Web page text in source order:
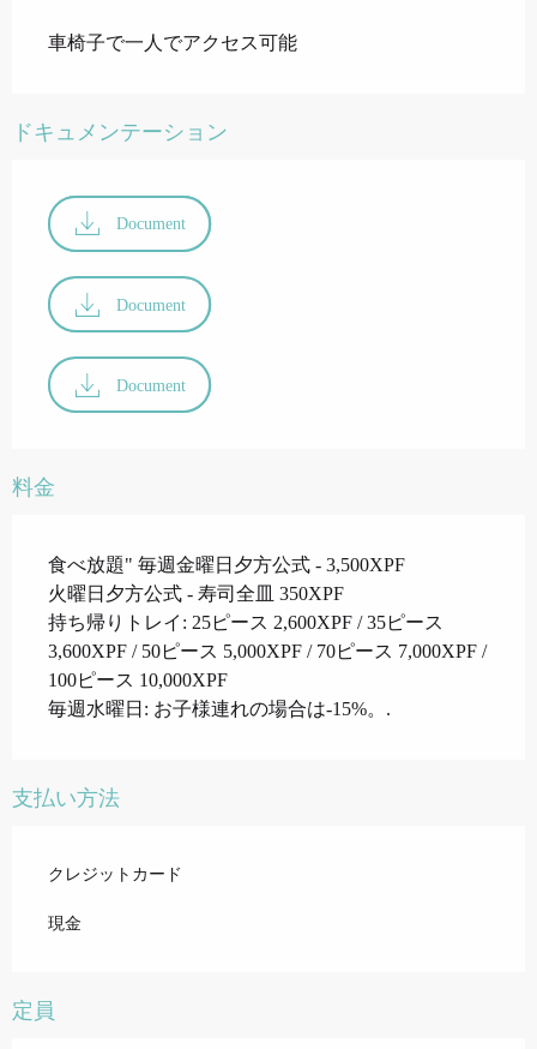
車椅子で一人でアクセス可能
ドキュメンテーション
Document
Document
Document
料金
食べ放題" 毎週金曜日夕方公式 - 3,500XPF
火曜日夕方公式 - 寿司全皿 350XPF
持ち帰りトレイ: 25ピース 2,600XPF / 35ピース
3,600XPF / 50ピース 5,000XPF / 70ピース 7,000XPF /
100ピース 10,000XPF
毎週水曜日: お子様連れの場合は-15%。.
支払い方法
クレジットカード
現金
定員